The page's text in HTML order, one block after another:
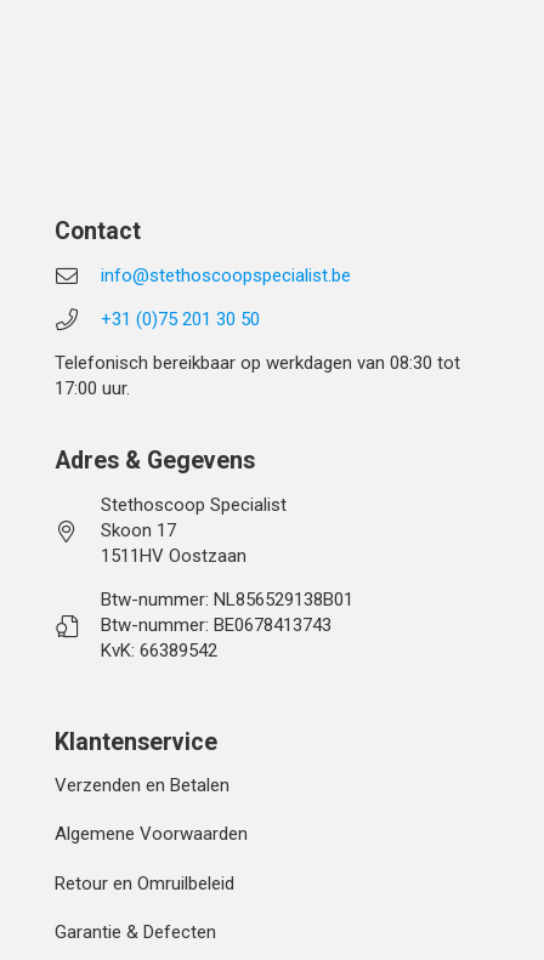
Contact
info@stethoscoopspecialist.be
+31 (0)75 201 30 50
Telefonisch bereikbaar op werkdagen van 08:30 tot
17:00 uur.
Adres & Gegevens
Stethoscoop Specialist
Skoon 17
1511HV Oostzaan
Btw-nummer: NL856529138B01
Btw-nummer: BE0678413743
KvK: 66389542
Klantenservice
Verzenden en Betalen
Algemene Voorwaarden
Retour en Omruilbeleid
Garantie & Defecten